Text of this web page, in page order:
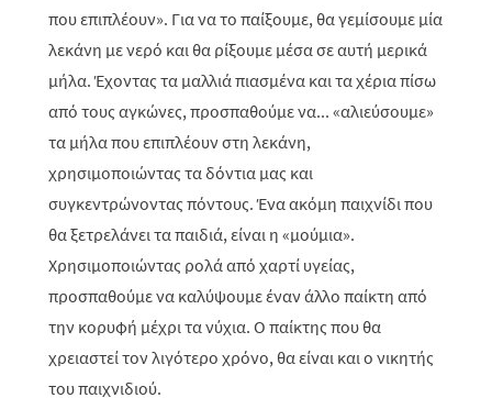
που επιπλέουν». Για να το παίξουμε, θα γεμίσουμε μία
λεκάνη με νερό και θα ρίξουμε μέσα σε αυτή μερικά
μήλα. Έχοντας τα μαλλιά πιασμένα και τα χέρια πίσω
από τους αγκώνες, προσπαθούμε να... «αλιεύσουμε»
τα μήλα που επιπλέουν στη λεκάνη,
χρησιμοποιώντας τα δόντια μας και
συγκεντρώνοντας πόντους. Ένα ακόμη παιχνίδι που
θα ξετρελάνει τα παιδιά, είναι η «μούμια».
Χρησιμοποιώντας ρολά από χαρτί υγείας,
προσπαθούμε να καλύψουμε έναν άλλο παίκτη από
την κορυφή μέχρι τα νύχια. Ο παίκτης που θα
χρειαστεί τον λιγότερο χρόνο, θα είναι και ο νικητής
του παιχνιδιού.